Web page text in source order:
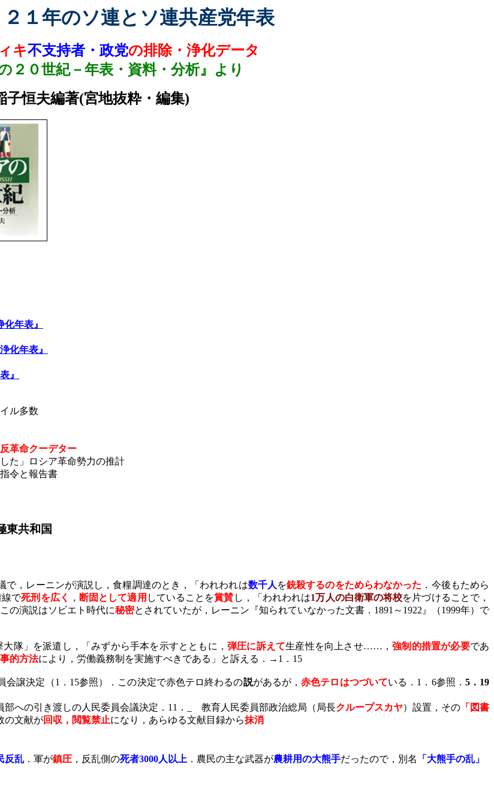
２１年のソ連とソ連共産党年表
キ不支持者・政党の排除・浄化データ
２０世紀－年表・資料・分析』より
子恒夫編著(宮地抜粋・編集)
年表』
化年表』
』
ル多数
反革命クーデター
た」
ロシア革命勢力の推計
令と報告書
東共和国
，レーニンが演説し，食糧調達のとき，「われわれは数千人 を銃殺するのをためらわなかった ．今後もためら
で死刑を広く ， 断固として適用 していることを賞賛 し，「われわれは1万人の白衛軍の将校を片づけることで，
の演説はソビエト時代に秘密とされていたが，レーニン『知られていなかった文書． 1891 ～ 1922 』（1999年）で
隊」を派遣し，「みずから手本を示すとともに，弾圧に訴えて生産性を向上させ……，強制的措置が必要であ
的方法により，労働義務制を実施すべきである」と訴える．→ 1 ． 15
会譲決定（1 ． 15参照）．この決定で赤色テロ終わるの説があるが，赤色テロはつづいている． 1 ． 6参照． 5． 19
への引き渡しの人民委員会議決定． 11 ． 教育人民委員部政治総局（局長クループスカヤ）設置，その 「図書
の文献が回収，閲覧禁止になり，あらゆる文献目録から抹消
反乱 ．軍が鎮圧 ，反乱側の死者3000人以上 ．農民の主な武器が農耕用の大熊手だったので，別名 「大熊手の乱」